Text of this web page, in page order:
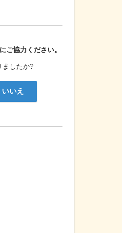
ご協力ください。
ましたか?
いいえ